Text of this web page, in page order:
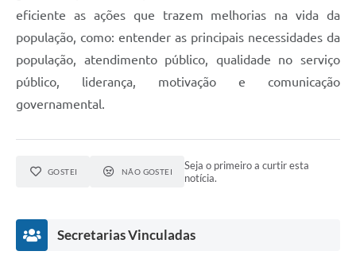
Telefones Úteis
Transparência
A Prefeitura
Diário Oficial
eficiente as ações que trazem melhorias na vida da
população, como: entender as principais necessidades da
população, atendimento público, qualidade no serviço
público, liderança, motivação e comunicação
governamental.
GOSTEI NÃO GOSTEI
Seja o primeiro a curtir esta
notícia.
Secretarias Vinculadas